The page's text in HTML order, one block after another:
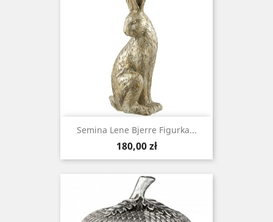
Semina Lene Bjerre Figurka...
Cena
180,00 zł